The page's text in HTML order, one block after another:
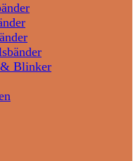
& Blinker